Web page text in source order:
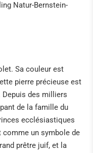
Natur-Bernstein-
Sa couleur est
pierre précieuse est
des milliers
de la famille du
ecclésiastiques
un symbole de
prêtre juif, et la